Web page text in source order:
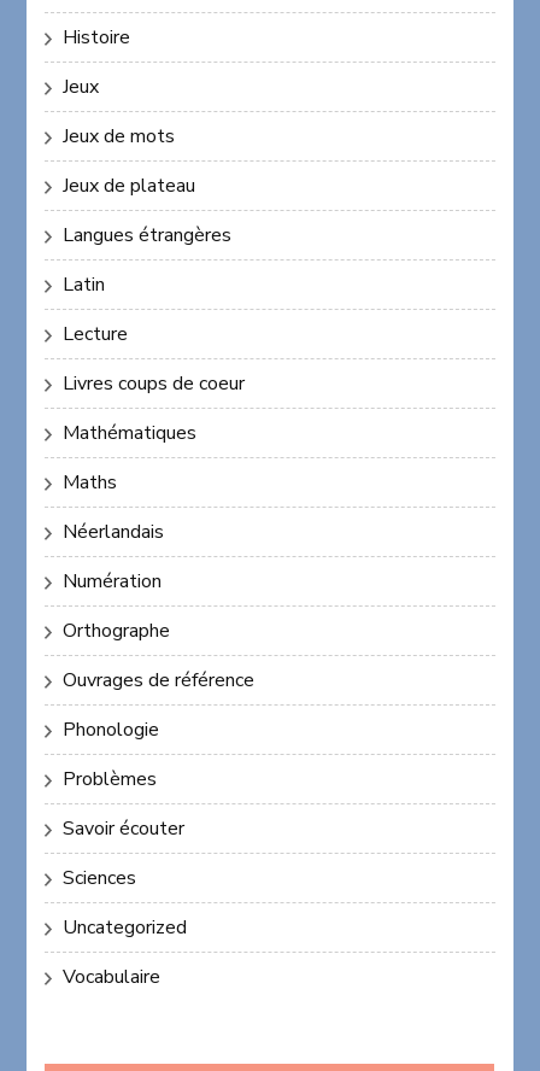
Histoire
Jeux
Jeux de mots
Jeux de plateau
Langues étrangères
Latin
Lecture
Livres coups de coeur
Mathématiques
Maths
Néerlandais
Numération
Orthographe
Ouvrages de référence
Phonologie
Problèmes
Savoir écouter
Sciences
Uncategorized
Vocabulaire